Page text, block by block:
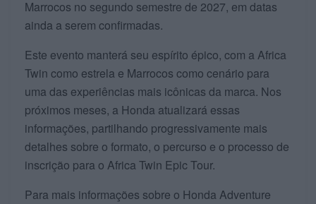
Marrocos no segundo semestre de 2027, em datas
ainda a serem confirmadas.
Este evento manterá seu espírito épico, com a Africa
Twin como estrela e Marrocos como cenário para
uma das experiências mais icônicas da marca. Nos
próximos meses, a Honda atualizará essas
informações, partilhando progressivamente mais
detalhes sobre o formato, o percurso e o processo de
inscrição para o Africa Twin Epic Tour.
Para mais informações sobre o Honda Adventure